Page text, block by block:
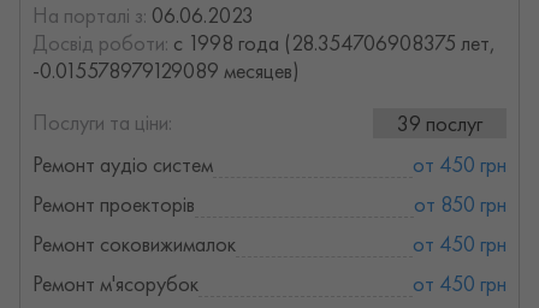
На порталі з: 06.06.2023
Досвід роботи: с 1998 года (28.354706908375 лет,
-0.015578979129089 месяцев)
Послуги та ціни:
39 послуг
Ремонт аудіо систем
от 450 грн
Ремонт проекторів
от 850 грн
Ремонт соковижималок
от 450 грн
Ремонт м'ясорубок
от 450 грн